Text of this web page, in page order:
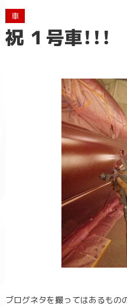
車
祝 １号車！！！
ブログネタを撮ってはあるもの